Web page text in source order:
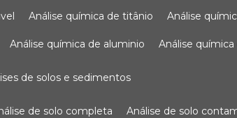
análise química de titânio análise
análise química de aluminio análise
de solos e sedimentos
de solo completa análise de solo